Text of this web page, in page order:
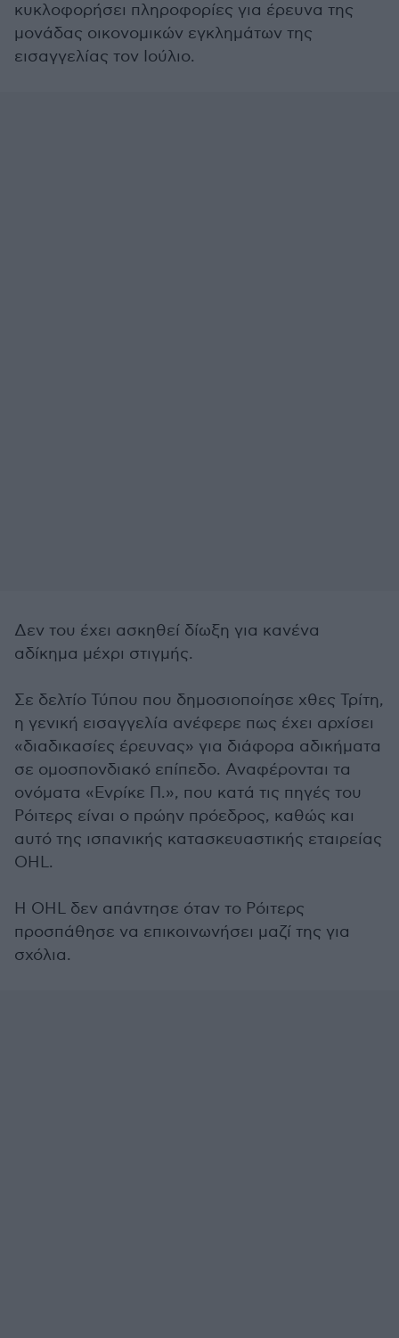
κυκλοφορήσει πληροφορίες για έρευνα της
μονάδας οικονομικών εγκλημάτων της
εισαγγελίας τον Ιούλιο.
Δεν του έχει ασκηθεί δίωξη για κανένα
αδίκημα μέχρι στιγμής.
Σε δελτίο Τύπου που δημοσιοποίησε χθες Τρίτη,
η γενική εισαγγελία ανέφερε πως έχει αρχίσει
«διαδικασίες έρευνας» για διάφορα αδικήματα
σε ομοσπονδιακό επίπεδο. Αναφέρονται τα
ονόματα «Ενρίκε Π.», που κατά τις πηγές του
Ρόιτερς είναι ο πρώην πρόεδρος, καθώς και
αυτό της ισπανικής κατασκευαστικής εταιρείας
OHL.
Η OHL δεν απάντησε όταν το Ρόιτερς
προσπάθησε να επικοινωνήσει μαζί της για
σχόλια.